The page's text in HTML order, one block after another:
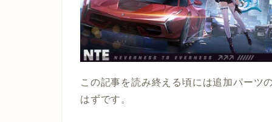
この記事を読み終える頃には追加パーツ
はずです。